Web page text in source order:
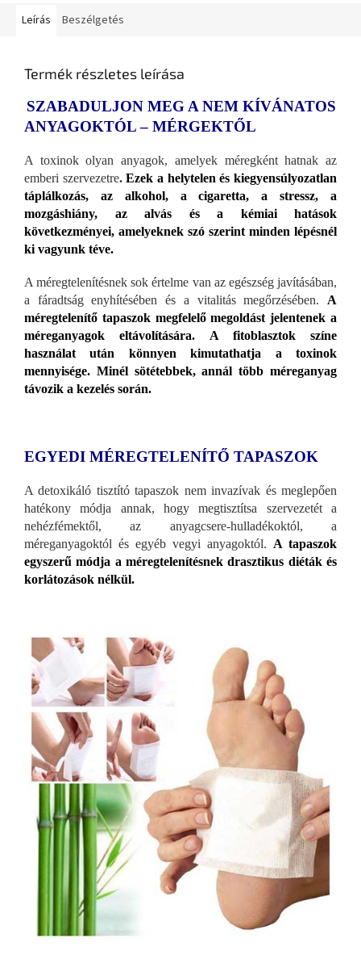
Leírás Beszélgetés
Termék részletes leírása
SZABADULJON MEG A NEM KÍVÁNATOS
ANYAGOKTÓL – MÉRGEKTŐL
A toxinok olyan anyagok, amelyek méregként hatnak az
emberi szervezetre.Ezek a helytelen és kiegyensúlyozatlan
táplálkozás, az alkohol, a cigaretta, a stressz, a
mozgáshiány, az alvás és a kémiai hatások
következményei, amelyeknek szó szerint minden lépésnél
ki vagyunk téve.
A méregtelenítésnek sok értelme van az egészség javításában,
a fáradtság enyhítésében és a vitalitás megőrzésében. A
méregtelenítő tapaszok megfelelő megoldást jelentenek a
méreganyagok eltávolítására. A fitoblasztok színe
használat után könnyen kimutathatja a toxinok
mennyisége. Minél sötétebbek, annál több méreganyag
távozik a kezelés során.
EGYEDI MÉREGTELENÍTŐ TAPASZOK
A detoxikáló tisztító tapaszok nem invazívak és meglepően
hatékony módja annak, hogy megtisztítsa szervezetét a
nehézfémektől, az anyagcsere-hulladékoktól, a
méreganyagoktól és egyéb vegyi anyagoktól. A tapaszok
egyszerű módja a méregtelenítésnek drasztikus diéták és
korlátozások nélkül.